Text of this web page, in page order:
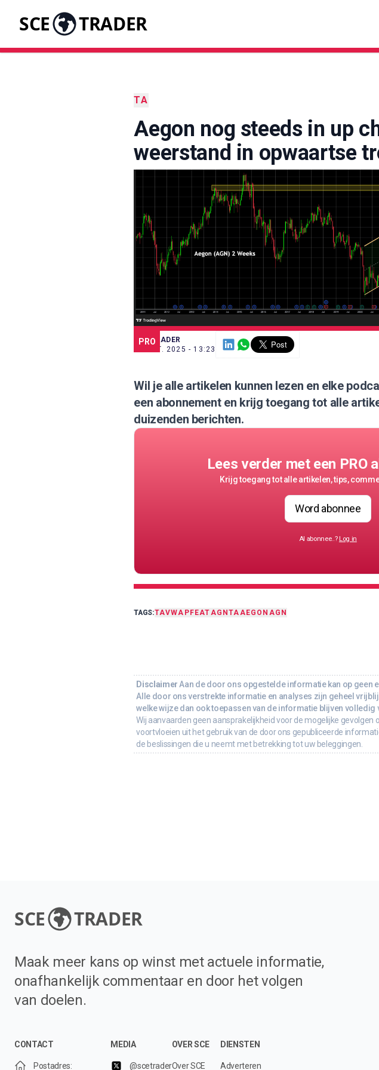
SCE TRADER
TA
Aegon nog steeds in up
weerstand in opwaartse
PRO
SCE TRADER
29 OKT. 2025 - 13:23
Wil je alle artikelen kunnen lezen en elke
een abonnementen krijg toegang tot alle
duizenden berichten.
Lees verder met een PRO
Krijg toegang tot alle artikelen, tips,
Word abonnee
Al abonnee..? Log in
TAGS:TAVWAP FEATAGNTAAEGON AGN
Disclaimer Aan de door ons opgestelde informatie kan op geen
Alle door ons verstrekte informatie en analyses zijn geheel
welke wijze dan ook toepassen van de informatie blijven volledig
Wij aanvaarden geen aansprakelijkheid voor de mogelijke gevolgen
voortvloeien uit het gebruik van de door ons gepubliceerde
de beslissingen die u neemt met betrekking tot uw beleggingen.
SCE TRADER
Maak meer kans op winst met actuele informatie,
onafhankelijk commentaar en door het volgen
van doelen.
CONTACT
Postadres:
MEDIA
@scetrader
OVER SCE
Over SCE
DIENSTEN
Adverteren